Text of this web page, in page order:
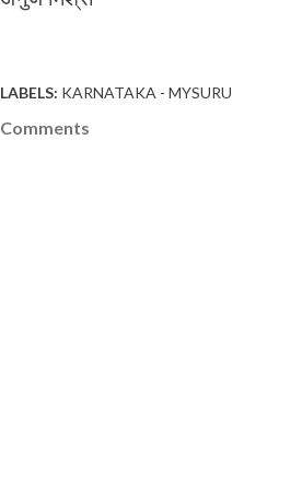
LABELS: KARNATAKA - MYSURU
Comments